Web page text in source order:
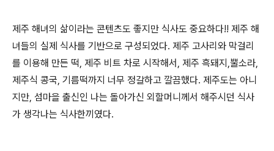
제주 해녀의 삶이라는 콘텐츠도 좋지만 식사도 중요하다!! 제주 해
녀들의 실제 식사를 기반으로 구성되었다. 제주 고사리와 막걸리
를 이용해 만든 떡, 제주 비트 차로 시작해서, 제주 흑돼지,뿔소라,
제주식 콩국, 기름떡까지 너무 정갈하고 깔끔했다. 제주도는 아니
지만, 섬마을 출신인 나는 돌아가신 외할머니께서 해주시던 식사
가 생각나는 식사한끼였다.